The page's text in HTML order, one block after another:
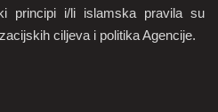
principi i/li islamska pravila su
ciljeva i politika Agencije.